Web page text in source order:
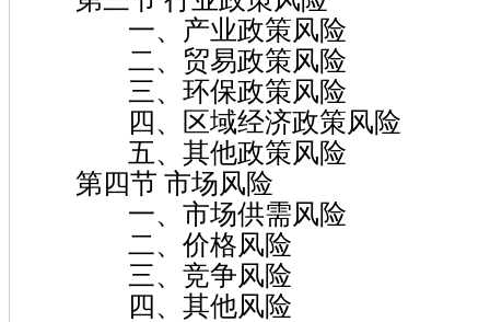
一、产业政策风险
二、贸易政策风险
三、环保政策风险
四、区域经济政策风险
五、其他政策风险
第四节 市场风险
一、市场供需风险
二、价格风险
三、竞争风险
四、其他风险